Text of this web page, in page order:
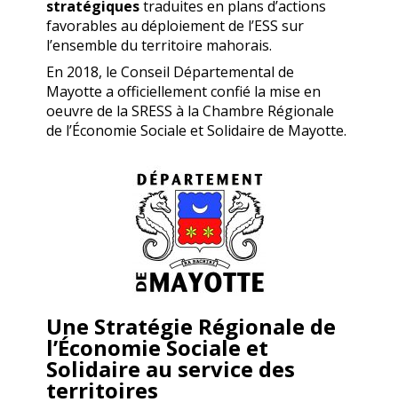
stratégiquestraduites en plans d’actions
favorables au déploiement de l’ESS sur
l’ensemble du territoire mahorais.
En 2018, le Conseil Départemental de
Mayotte a officiellement confié la mise en
oeuvre de la SRESS à la Chambre Régionale
de l’Économie Sociale et Solidaire de Mayotte.
Une Stratégie Régionale de
l’Économie Sociale et
Solidaire au service des
territoires